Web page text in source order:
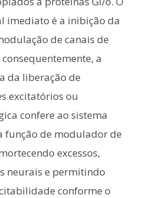
imediato é a inibição da
de canais de
a
da liberação de
excitatórios ou
confere ao sistema
função de modulador de
excessos,
neurais e permitindo
conforme o